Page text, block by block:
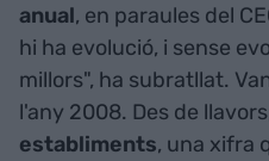
anual, en paraules del
hi ha evolució, i sense
millors", ha subratllat.
l'any 2008. Des de
establiments, una xifra